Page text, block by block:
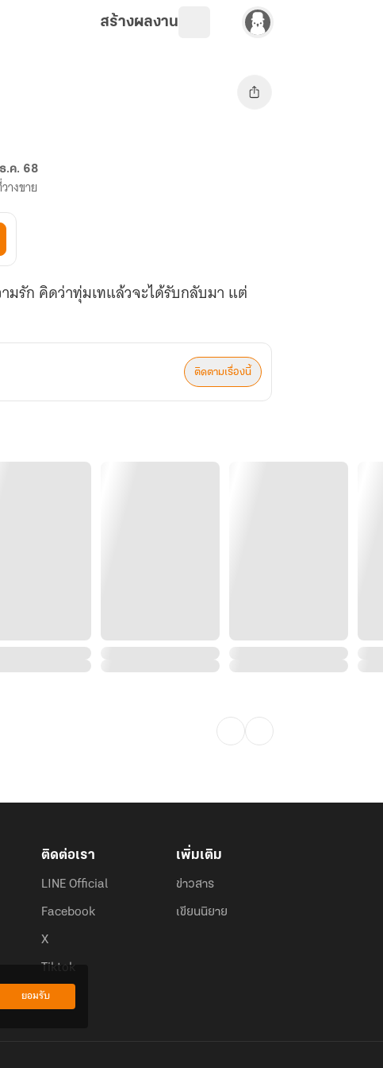
สร้างผลงาน
.ค. 68
างขาย
มรัก คิดว่าทุ่มเทแล้วจะได้รับกลับมา แต่
ติดตามเรื่องนี้
ติดต่อเรา
LINE Official
Facebook
X
Tiktok
เพิ่มเติม
ข่าวสาร
เขียนนิยาย
ยอมรับ